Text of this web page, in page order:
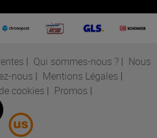
| Qui sommes-nous ? | Nous
nous | Mentions Légales |
cookies | Promos |